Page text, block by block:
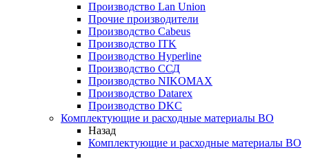
Производство Lan Union
Прочие производители
Производство Cabeus
Производство ITK
Производство Hyperline
Производство ССД
Производство NIKOMAX
Производство Datarex
Производство DKC
Комплектующие и расходные материалы ВО
Назад
Комплектующие и расходные материалы ВО